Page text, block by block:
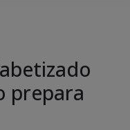
prepara